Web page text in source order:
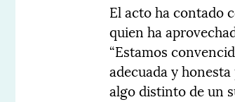
El acto ha contado
quien ha
“Estamos
adecuada y
algo distinto de un